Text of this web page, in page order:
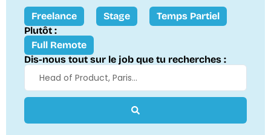
Freelance Stage
Temps Partiel
Plutôt :
Full Remote
Dis-nous tout sur le job que tu recherches :